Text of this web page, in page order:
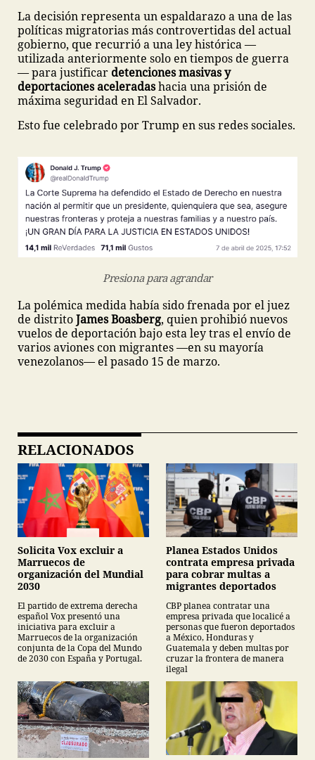
La decisión representa un espaldarazo a una de las
políticas migratorias más controvertidas del actual
gobierno, que recurrió a una ley histórica —
utilizada anteriormente solo en tiempos de guerra
— para justificar detenciones masivas y
deportaciones aceleradashacia una prisión de
máxima seguridad en El Salvador.
Esto fue celebrado por Trump en sus redes sociales.
Presiona para agrandar
La polémica medida había sido frenada por el juez
de distritoJames Boasberg, quien prohibió nuevos
vuelos de deportación bajo esta ley tras el envío de
varios aviones con migrantes —en su mayoría
venezolanos— el pasado 15 de marzo.
RELACIONADOS
Solicita Vox excluir a
Marruecos de
organización del Mundial
2030
El partido de extrema derecha
español Vox presentó una
iniciativa para excluir a
Marruecos de la organización
conjunta de la Copa del Mundo
de 2030 con España y Portugal.
Planea Estados Unidos
contrata empresa privada
para cobrar multas a
migrantes deportados
CBP planea contratar una
empresa privada que localicé a
personas que fueron deportados
a México, Honduras y
Guatemala y deben multas por
cruzar la frontera de manera
ilegal